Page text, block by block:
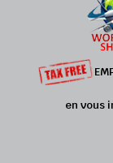
en vous